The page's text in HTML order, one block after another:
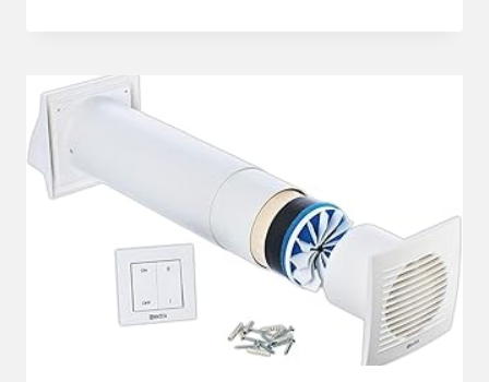
LÜFTER
FEUCHTIGKEITSSENSOR
–
DEZENTRALE
WOHNRAUMLÜFTUNG
MIT
WÄRMERÜC…